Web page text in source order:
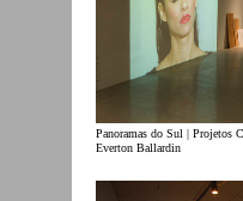
Panoramas do Sul | Projetos
Everton Ballardin